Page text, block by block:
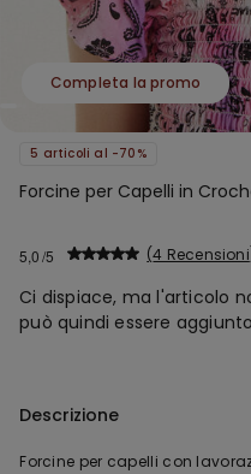
Completa la promo
5 articoli al -70%
Forcine per Capelli in
5,0 4 Recensioni
Ci dispiace, ma l'articolo
può quindi essere
Descrizione
Forcine per capelli con